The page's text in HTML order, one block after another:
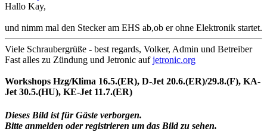
Hallo Kay,
und nimm mal den Stecker am EHS ab,ob er ohne Elektronik startet.
Viele Schraubergrüße - best regards, Volker, Admin und Betreiber
Fast alles zu Zündung und Jetronic aufjetronic.org
Workshops Hzg/Klima 16.5.(ER), D-Jet 20.6.(ER)/29.8.(F), KA-
Jet 30.5.(HU), KE-Jet 11.7.(ER)
Dieses Bild ist für Gäste verborgen.
Bitte anmelden oder registrieren um das Bild zu sehen.